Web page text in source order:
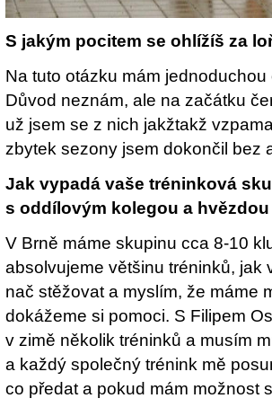
S jakým pocitem se ohlížíš za
Na tuto otázku mám
Důvod neznám, ale na začátku
už jsem se z nich jakžtakž
zbytek sezony jsem dokončil bez
Jak vypadá vaše tréninková
s oddílovým kolegou a
V Brně máme skupinu cca 8-10
absolvujeme většinu tréninků, jak
nač stěžovat a myslím, že máme
dokážeme si pomoci. S Filipem
v zimě několik tréninků a musím
a každý společný trénink mě
co předat a pokud mám možnost